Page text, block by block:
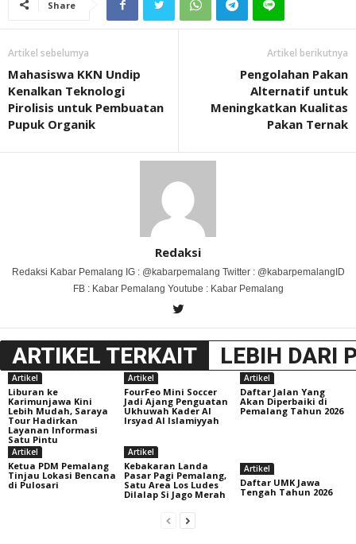
Share
Artikel sebelumya
Mahasiswa KKN Undip
Kenalkan Teknologi
Pirolisis untuk Pembuatan
Pupuk Organik
Artikel berikutnya
Pengolahan Pakan
Alternatif untuk
Meningkatkan Kualitas
Pakan Ternak
Redaksi
Redaksi Kabar Pemalang IG : @kabarpemalang Twitter : @kabarpemalangID
FB : Kabar Pemalang Youtube : Kabar Pemalang
ARTIKEL TERKAIT LEBIH DARI
Artikel
Liburan ke
Karimunjawa Kini
Lebih Mudah, Saraya
Tour Hadirkan
Layanan Informasi
Satu Pintu
Artikel
FourFeo Mini Soccer
Jadi Ajang Penguatan
Ukhuwah Kader Al
Irsyad Al Islamiyyah
Artikel
Daftar Jalan Yang
Akan Diperbaiki di
Pemalang Tahun 2026
Artikel
Ketua PDM Pemalang
Tinjau Lokasi Bencana
di Pulosari
Artikel
Kebakaran Landa
Pasar Pagi Pemalang,
Satu Area Los Ludes
Dilalap Si Jago Merah
Artikel
Daftar UMK Jawa
Tengah Tahun 2026